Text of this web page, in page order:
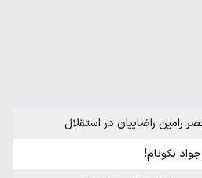
راضاییان در استقلال
نکونام!